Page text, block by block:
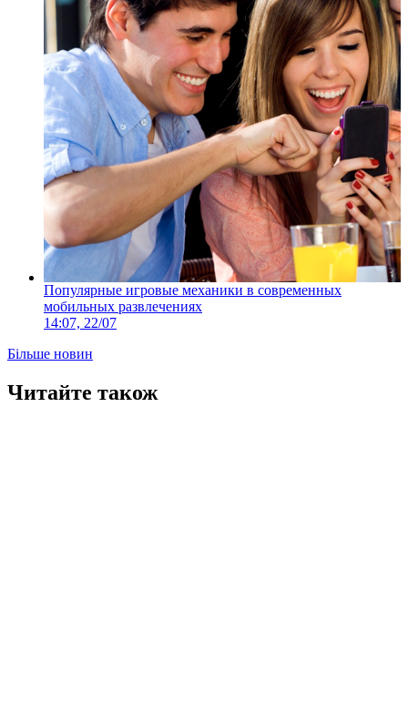
Популярные игровые механики в современных
мобильных развлечениях
14:07, 22/07
Більше новин
Читайте також